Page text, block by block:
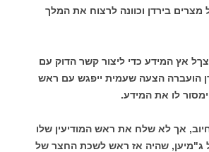
בירדן וכוונה לרצוח את המלך
אץ המידע כדי ליצור קשר הדוק עם
הועברה הצעה שעמית ייפגש עם ראש
לו את המידע.
אך לא שלח את ראש המודיעין שלו
ג"מיען, שהיה אז ראש לשכת החצר של